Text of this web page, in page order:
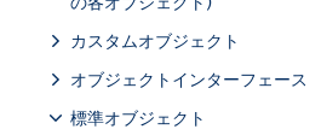
カスタムオブジェクト
オブジェクトインターフェース
標準オブジェクト